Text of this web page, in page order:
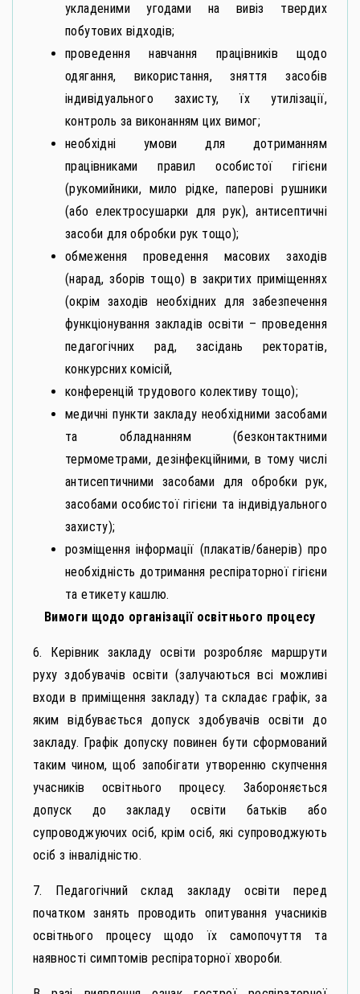
укладеними угодами на вивіз твердих
побутових відходів;
проведення навчання працівників щодо
одягання, використання, зняття засобів
індивідуального захисту, їх утилізації,
контроль за виконанням цих вимог;
необхідні умови для дотриманням
працівниками правил особистої гігієни
(рукомийники, мило рідке, паперові рушники
(або електросушарки для рук), антисептичні
засоби для обробки рук тощо);
обмеження проведення масових заходів
(нарад, зборів тощо) в закритих приміщеннях
(окрім заходів необхідних для забезпечення
функціонування закладів освіти – проведення
педагогічних рад, засідань ректоратів,
конкурсних комісій,
конференцій трудового колективу тощо);
медичні пункти закладу необхідними засобами
та обладнанням (безконтактними
термометрами, дезінфекційними, в тому числі
антисептичними засобами для обробки рук,
засобами особистої гігієни та індивідуального
захисту);
розміщення інформації (плакатів/банерів) про
необхідність дотримання респіраторної гігієни
та етикету кашлю.
Вимоги щодо організації освітнього процесу
6. Керівник закладу освіти розробляє маршрути
руху здобувачів освіти (залучаються всі можливі
входи в приміщення закладу) та складає графік, за
яким відбувається допуск здобувачів освіти до
закладу. Графік допуску повинен бути сформований
таким чином, щоб запобігати утворенню скупчення
учасників освітнього процесу. Забороняється
допуск до закладу освіти батьків або
супроводжуючих осіб, крім осіб, які супроводжують
осіб з інвалідністю.
7. Педагогічний склад закладу освіти перед
початком занять проводить опитування учасників
освітнього процесу щодо їх самопочуття та
наявності симптомів респіраторної хвороби.